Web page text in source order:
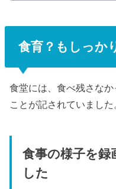
食育？もしっか
食堂には、食べ残さな
ことが記されていました
食事の様子を録
した